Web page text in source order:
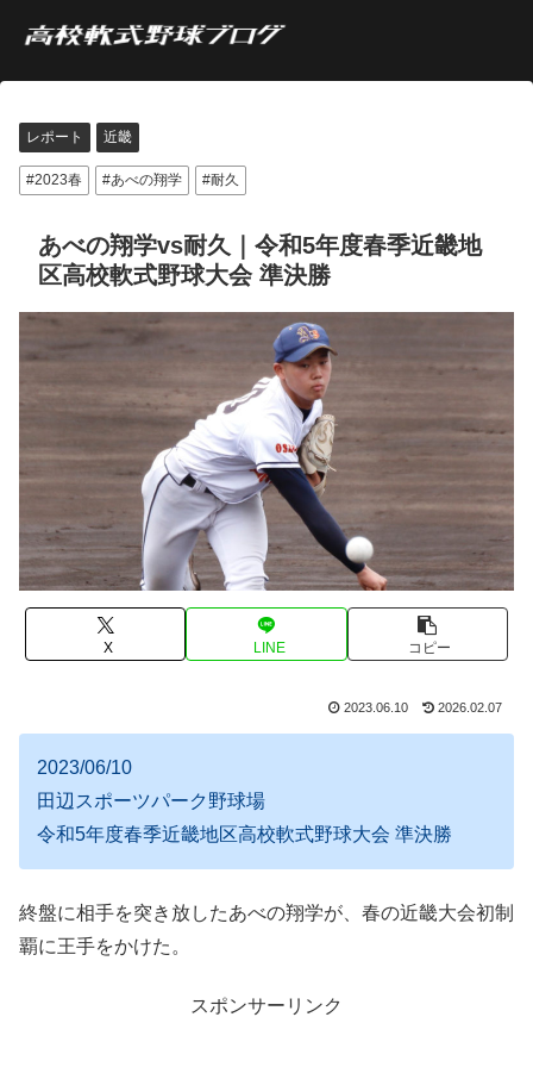
レポート 近畿
2023春 あべの翔学 耐久
あべの翔学vs耐久｜令和5年度春季近畿地
区高校軟式野球大会 準決勝
X LINE コピー
2023.06.10 2026.02.07
2023/06/10
田辺スポーツパーク野球場
令和5年度春季近畿地区高校軟式野球大会 準決勝
終盤に相手を突き放したあべの翔学が、春の近畿大会初制
覇に王手をかけた。
スポンサーリンク